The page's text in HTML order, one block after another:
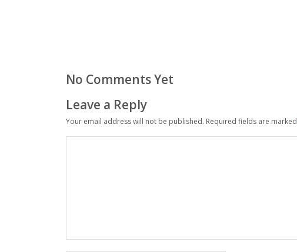
No Comments Yet
Leave a Reply
Your email address will not be published. Required fields are marked